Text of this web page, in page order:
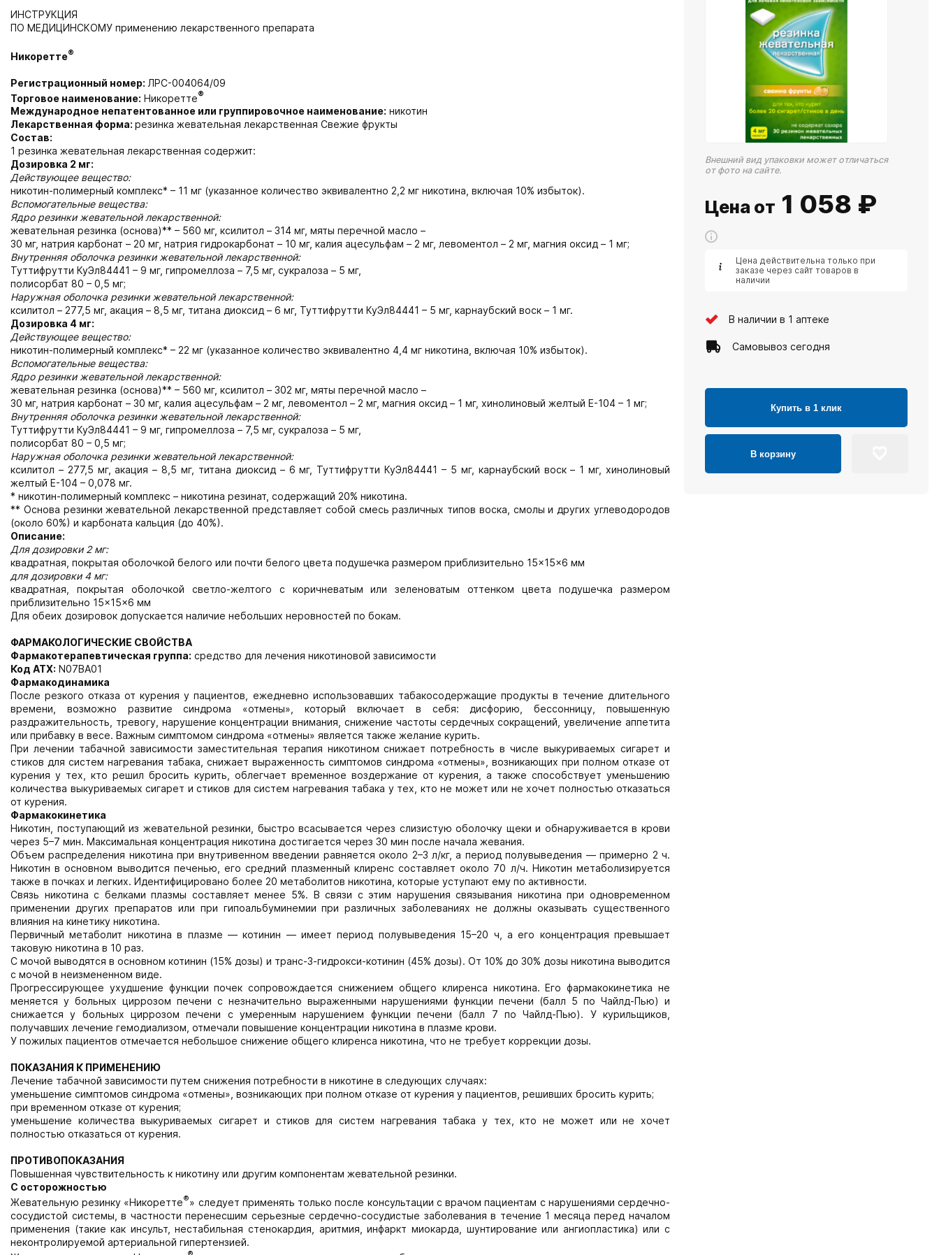
ИНСТРУКЦИЯ
ПО МЕДИЦИНСКОМУ применению лекарственного препарата
Никоретте®
Регистрационный номер: ЛРС-004064/09
Торговое наименование: Никоретте®
Международное непатентованное или группировочное наименование: никотин
Лекарственная форма: резинка жевательная лекарственная Свежие фрукты
Состав:
1 резинка жевательная лекарственная содержит:
Дозировка 2 мг:
Действующее вещество:
никотин-полимерный комплекс* – 11 мг (указанное количество эквивалентно 2,2 мг никотина, включая 10% избыток).
Вспомогательные вещества:
Ядро резинки жевательной лекарственной:
жевательная резинка (основа)** – 560 мг, ксилитол – 314 мг, мяты перечной масло –
30 мг, натрия карбонат – 20 мг, натрия гидрокарбонат – 10 мг, калия ацесульфам – 2 мг, левоментол – 2 мг, магния оксид – 1 мг;
Внутренняя оболочка резинки жевательной лекарственной:
Туттифрутти КуЭл84441 – 9 мг, гипромеллоза – 7,5 мг, сукралоза – 5 мг,
полисорбат 80 – 0,5 мг;
Наружная оболочка резинки жевательной лекарственной:
ксилитол – 277,5 мг, акация – 8,5 мг, титана диоксид – 6 мг, Туттифрутти КуЭл84441 – 5 мг, карнаубский воск – 1 мг.
Дозировка 4 мг:
Действующее вещество:
никотин-полимерный комплекс* – 22 мг (указанное количество эквивалентно 4,4 мг никотина, включая 10% избыток).
Вспомогательные вещества:
Ядро резинки жевательной лекарственной:
жевательная резинка (основа)** – 560 мг, ксилитол – 302 мг, мяты перечной масло –
30 мг, натрия карбонат – 30 мг, калия ацесульфам – 2 мг, левоментол – 2 мг, магния оксид – 1 мг, хинолиновый желтый Е-104 – 1 мг;
Внутренняя оболочка резинки жевательной лекарственной:
Туттифрутти КуЭл84441 – 9 мг, гипромеллоза – 7,5 мг, сукралоза – 5 мг,
полисорбат 80 – 0,5 мг;
Наружная оболочка резинки жевательной лекарственной:
ксилитол – 277,5 мг, акация – 8,5 мг, титана диоксид – 6 мг, Туттифрутти КуЭл84441 – 5 мг, карнаубский воск – 1 мг, хинолиновый
желтый Е-104 – 0,078 мг.
* никотин-полимерный комплекс – никотина резинат, содержащий 20% никотина.
** Основа резинки жевательной лекарственной представляет собой смесь различных типов воска, смолы и других углеводородов
(около 60%) и карбоната кальция (до 40%).
Описание:
Для дозировки 2 мг:
квадратная, покрытая оболочкой белого или почти белого цвета подушечка размером приблизительно 15×15×6 мм
для дозировки 4 мг:
квадратная, покрытая оболочкой светло-желтого с коричневатым или зеленоватым оттенком цвета подушечка размером
приблизительно 15×15×6 мм
Для обеих дозировок допускается наличие небольших неровностей по бокам.
ФАРМАКОЛОГИЧЕСКИЕ СВОЙСТВА
Фармакотерапевтическая группа: средство для лечения никотиновой зависимости
Код АТХ: N07BA01
Фармакодинамика
После резкого отказа от курения у пациентов, ежедневно использовавших табакосодержащие продукты в течение длительного
времени, возможно развитие синдрома «отмены», который включает в себя: дисфорию, бессонницу, повышенную
раздражительность, тревогу, нарушение концентрации внимания, снижение частоты сердечных сокращений, увеличение аппетита
или прибавку в весе. Важным симптомом синдрома «отмены» является также желание курить.
При лечении табачной зависимости заместительная терапия никотином снижает потребность в числе выкуриваемых сигарет и
стиков для систем нагревания табака, снижает выраженность симптомов синдрома «отмены», возникающих при полном отказе от
курения у тех, кто решил бросить курить, облегчает временное воздержание от курения, а также способствует уменьшению
количества выкуриваемых сигарет и стиков для систем нагревания табака у тех, кто не может или не хочет полностью отказаться
от курения.
Фармакокинетика
Никотин, поступающий из жевательной резинки, быстро всасывается через слизистую оболочку щеки и обнаруживается в крови
через 5–7 мин. Максимальная концентрация никотина достигается через 30 мин после начала жевания.
Объем распределения никотина при внутривенном введении равняется около 2–3 л/кг, а период полувыведения — примерно 2 ч.
Никотин в основном выводится печенью, его средний плазменный клиренс составляет около 70 л/ч. Никотин метаболизируется
также в почках и легких. Идентифицировано более 20 метаболитов никотина, которые уступают ему по активности.
Связь никотина с белками плазмы составляет менее 5%. В связи с этим нарушения связывания никотина при одновременном
применении других препаратов или при гипоальбуминемии при различных заболеваниях не должны оказывать существенного
влияния на кинетику никотина.
Первичный метаболит никотина в плазме — котинин — имеет период полувыведения 15–20 ч, а его концентрация превышает
таковую никотина в 10 раз.
С мочой выводятся в основном котинин (15% дозы) и транс-3-гидрокси-котинин (45% дозы). От 10% до 30% дозы никотина выводится
с мочой в неизмененном виде.
Прогрессирующее ухудшение функции почек сопровождается снижением общего клиренса никотина. Его фармакокинетика не
меняется у больных циррозом печени с незначительно выраженными нарушениями функции печени (балл 5 по Чайлд-Пью) и
снижается у больных циррозом печени с умеренным нарушением функции печени (балл 7 по Чайлд-Пью). У курильщиков,
получавших лечение гемодиализом, отмечали повышение концентрации никотина в плазме крови.
У пожилых пациентов отмечается небольшое снижение общего клиренса никотина, что не требует коррекции дозы.
ПОКАЗАНИЯ К ПРИМЕНЕНИЮ
Лечение табачной зависимости путем снижения потребности в никотине в следующих случаях:
уменьшение симптомов синдрома «отмены», возникающих при полном отказе от курения у пациентов, решивших бросить курить;
при временном отказе от курения;
уменьшение количества выкуриваемых сигарет и стиков для систем нагревания табака у тех, кто не может или не хочет
полностью отказаться от курения.
ПРОТИВОПОКАЗАНИЯ
Повышенная чувствительность к никотину или другим компонентам жевательной резинки.
С осторожностью
Жевательную резинку «Никоретте®» следует применять только после консультации с врачом пациентам с нарушениями сердечно-
сосудистой системы, в частности перенесшим серьезные сердечно-сосудистые заболевания в течение 1 месяца перед началом
применения (такие как инсульт, нестабильная стенокардия, аритмия, инфаркт миокарда, шунтирование или ангиопластика) или с
неконтролируемой артериальной гипертензией.
Внешний вид упаковки может отличаться
от фото на сайте.
Цена от 1 058 ₽
Цена действительна только при
заказе через сайт товаров в
наличии
В наличии в 1 аптеке
Самовывоз сегодня
Купить в 1 клик
В корзину